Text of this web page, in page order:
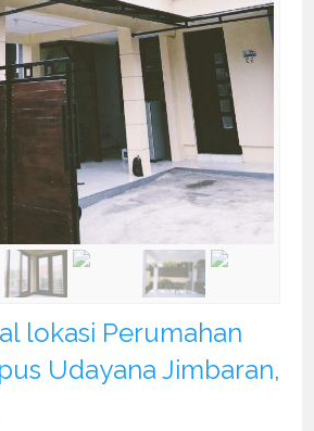
lokasi Perumahan
Udayana Jimbaran,